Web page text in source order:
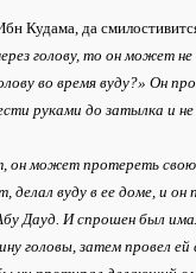
Кудама, да
голову, то он может
во время вуду?» Он
руками до затылка и не
он может протереть свою
делал вуду в ее доме, и
Дауд. И спрошен был
головы, затем провел